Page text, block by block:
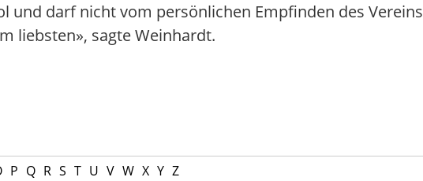
und darf nicht vom persönlichen Empfinden des Vereins
liebsten», sagte Weinhardt.
P Q R S T U V W X Y Z